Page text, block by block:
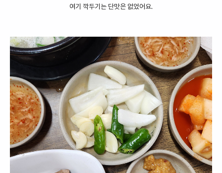
여기 깍두기는 단맛은 없었어요.